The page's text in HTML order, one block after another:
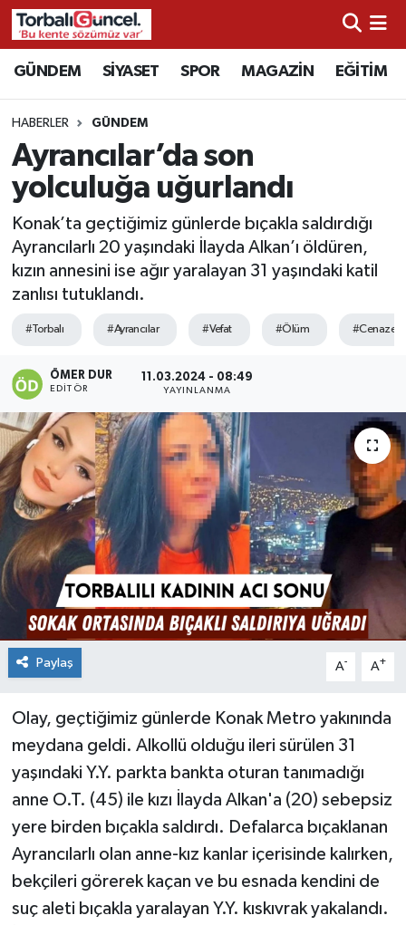
GÜNDEM SİYASET SPOR MAGAZİN EĞİTİM
HABERLER GÜNDEM
Ayrancılar’da son
yolculuğa uğurlandı
Konak’ta geçtiğimiz günlerde bıçakla saldırdığı
Ayrancılarlı 20 yaşındaki İlayda Alkan’ı öldüren,
kızın annesini ise ağır yaralayan 31 yaşındaki katil
zanlısı tutuklandı.
#Torbalı #Ayrancılar #Vefat #Ölüm #Cenaze
ÖMER DUR
EDITÖR
11.03.2024 - 08:49
YAYINLANMA
Paylaş A- A+
Olay, geçtiğimiz günlerde Konak Metro yakınında
meydana geldi. Alkollü olduğu ileri sürülen 31
yaşındaki Y.Y. parkta bankta oturan tanımadığı
anne O.T. (45) ile kızı İlayda Alkan'a (20) sebepsiz
yere birden bıçakla saldırdı. Defalarca bıçaklanan
Ayrancılarlı olan anne-kız kanlar içerisinde kalırken,
bekçileri görerek kaçan ve bu esnada kendini de
suç aleti bıçakla yaralayan Y.Y. kıskıvrak yakalandı.
İzmir Nöbetçi Eczaneler
İzmir Hava Durumu
İzmir Namaz Vakitleri
İzmir Trafik Yoğunluk Haritası
Süper Lig Puan Durumu ve Fikstür
Tüm Manşetler
Haber Arşivi